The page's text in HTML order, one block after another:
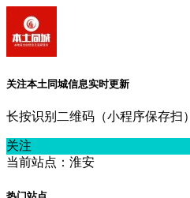
关注本土同城信息实时更新
长按识别二维码（小程序保存扫）
关注
当前站点：淮安